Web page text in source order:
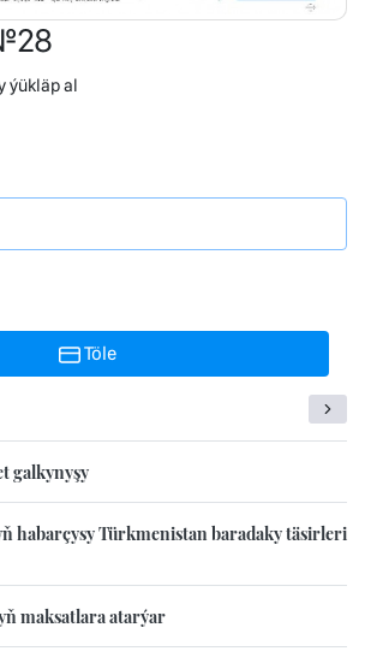
ýükläp al
Töle
galkynyşy
habarçysy Türkmenistan baradaky täsirleri
maksatlara atarýar